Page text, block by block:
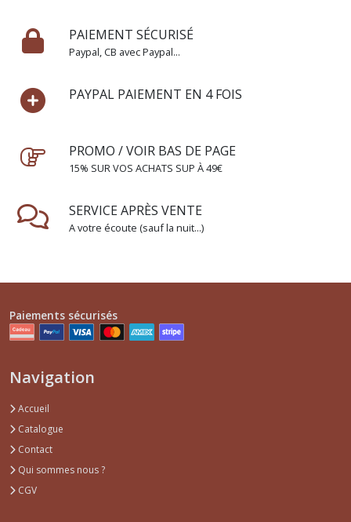
PAIEMENT SÉCURISÉ
Paypal, CB avec Paypal...
PAYPAL PAIEMENT EN 4 FOIS
PROMO / VOIR BAS DE PAGE
15% SUR VOS ACHATS SUP À 49€
SERVICE APRÈS VENTE
A votre écoute (sauf la nuit...)
Ixo
Trofeu
Boite
les
Paiements sécurisés
Navigation
Accueil
Catalogue
Contact
Qui sommes nous ?
CGV